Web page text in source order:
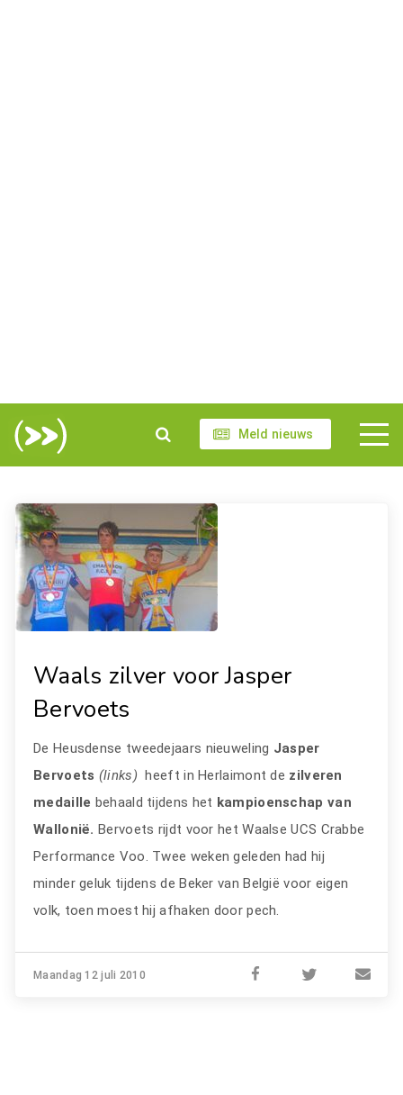
Meld nieuws
Waals zilver voor Jasper
Bervoets
De Heusdense tweedejaars nieuweling Jasper
Bervoets (links) heeft in Herlaimont de zilveren
medaille behaald tijdens het kampioenschap van
Wallonië. Bervoets rijdt voor het Waalse UCS Crabbe
Performance Voo. Twee weken geleden had hij
minder geluk tijdens de Beker van België voor eigen
volk, toen moest hij afhaken door pech.
Maandag 12 juli 2010